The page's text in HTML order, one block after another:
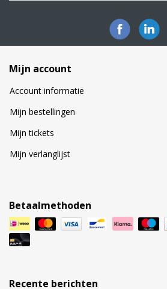
Mijn account
Account informatie
Mijn bestellingen
Mijn tickets
Mijn verlanglijst
Betaalmethoden
Recente berichten